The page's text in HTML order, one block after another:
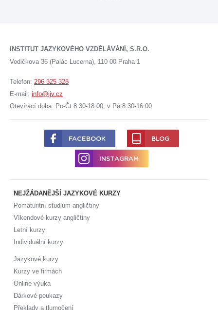
INSTITUT JAZYKOVÉHO VZDĚLÁVÁNÍ, S.R.O.
Vodičkova 36 (Palác Lucerna), 110 00 Praha 1
Telefon: 296 325 328
E-mail: info@ijv.cz
Otevírací doba: Po-Čt 8:30-18:00, v Pá 8:30-16:00
NEJŽÁDANĚJŠÍ JAZYKOVÉ KURZY
Pomaturitní studium angličtiny
Víkendové kurzy angličtiny
Letní kurzy
Individuální kurzy
Jazykové kurzy
Kurzy ve firmách
Online výuka
Dárkové poukazy
Překlady a tlumočení
FACEBOOK BLOG
INSTAGRAM